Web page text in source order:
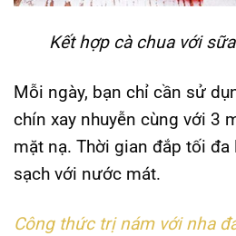
Kết hợp cà chua với
Mỗi ngày, bạn chỉ cần sử
chín xay nhuyễn cùng với 3
mặt nạ. Thời gian đắp tối đa
sạch với nước mát.
Công thức trị nám với nha